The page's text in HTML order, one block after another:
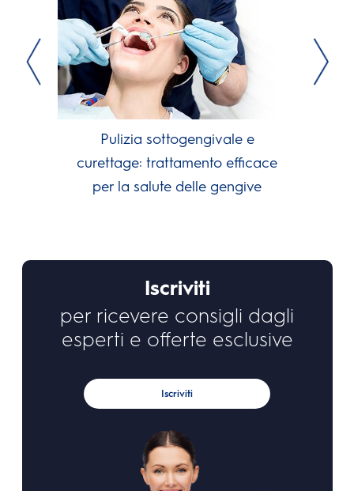
Pulizia sottogengivale e
curettage: trattamento efficace
per la salute delle gengive
Iscriviti
per ricevere consigli dagli
esperti e offerte esclusive
Iscriviti